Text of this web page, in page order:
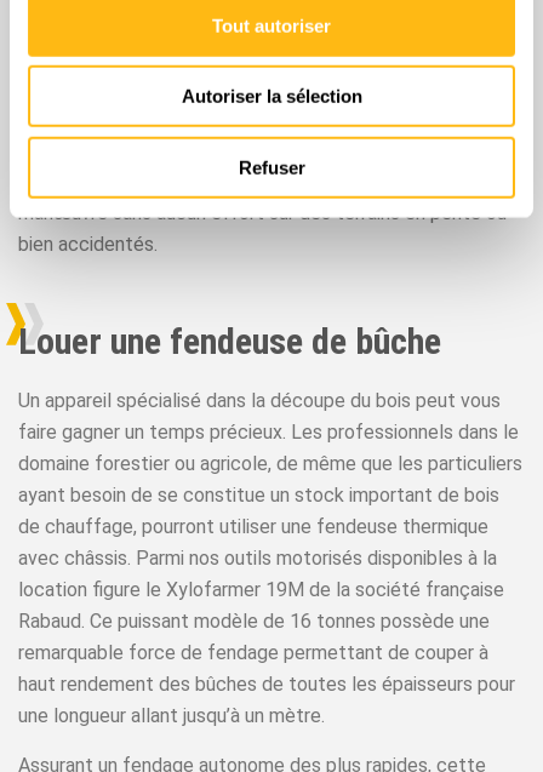
Tout autoriser
Autoriser la sélection
Refuser
Par sa vitesse de rotation de disque, sa puissance et son
rendement inégalé, cette dessoucheuse est en mesure de
réduire en copeaux des souches d’arbres de toutes les
essences. Elle bénéficie d’une profondeur de travail de 30
les zones. D’une grande stabilité, ce modèle peut être
manœuvré sans aucun effort sur des terrains en pente ou
bien accidentés.
Louer une fendeuse de bûche
Un appareil spécialisé dans la découpe du bois peut vous
faire gagner un temps précieux. Les professionnels dans le
domaine forestier ou agricole, de même que les particuliers
ayant besoin de se constitue un stock important de bois
de chauffage, pourront utiliser une fendeuse thermique
avec châssis. Parmi nos outils motorisés disponibles à la
location figure le Xylofarmer 19M de la société française
Rabaud. Ce puissant modèle de 16 tonnes possède une
remarquable force de fendage permettant de couper à
haut rendement des bûches de toutes les épaisseurs pour
une longueur allant jusqu’à un mètre.
Assurant un fendage autonome des plus rapides, cette